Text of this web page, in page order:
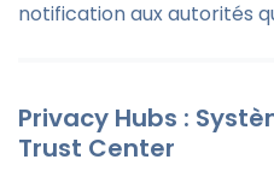
notification aux autorités
Privacy Hubs :
Trust Center